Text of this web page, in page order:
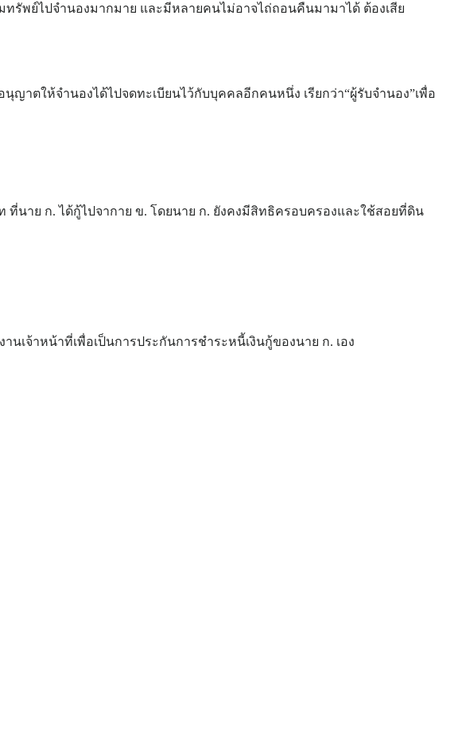
รัพย์ไปจำนองมากมาย และมีหลายคนไม่อาจไถ่ถอนคืนมามาได้ ต้องเสีย
าตให้จำนองได้ไปจดทะเบียนไว้กับบุคคลอีกคนหนึ่ง เรียกว่า“ผู้รับจำนอง”เพื่อ
ที่นาย ก. ได้กู้ไปจากาย ข. โดยนาย ก. ยังคงมีสิทธิครอบครองและใช้สอยที่ดิน
เจ้าหน้าที่เพื่อเป็นการประกันการชำระหนี้เงินกู้ของนาย ก. เอง